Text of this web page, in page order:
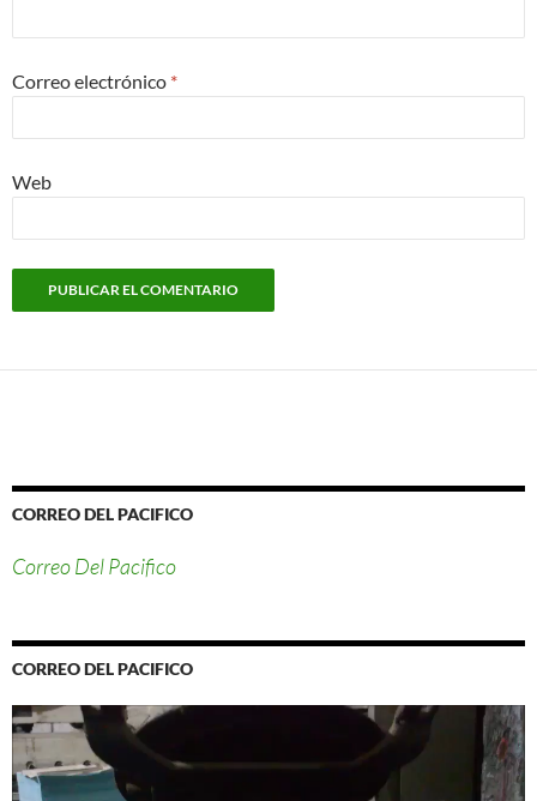
Correo electrónico *
Web
CORREO DEL PACIFICO
Correo Del Pacifico
CORREO DEL PACIFICO